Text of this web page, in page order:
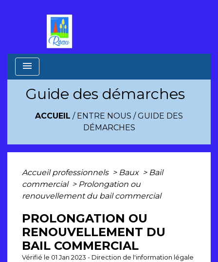
menu
Guide des démarches
ACCUEIL / ENTRE NOUS /GUIDE DES
DÉMARCHES
Accueil professionnels > Baux > Bail
commercial > Prolongation ou
renouvellement du bail commercial
PROLONGATION OU
RENOUVELLEMENT DU
BAIL COMMERCIAL
Vérifié le 01 Jan 2023 - Direction de l'information légale